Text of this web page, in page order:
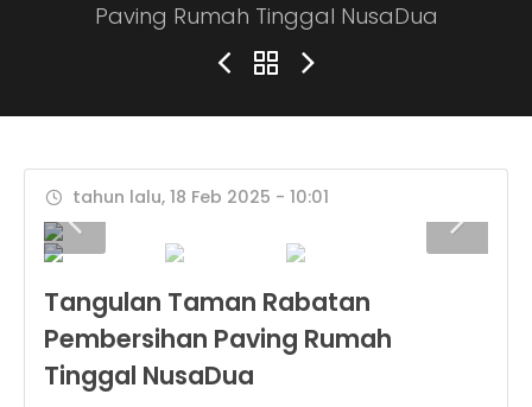
Paving Rumah Tinggal NusaDua
tahun lalu, 18 Feb 2025 - 10:01
Tangulan Taman Rabatan
Pembersihan Paving Rumah
Tinggal NusaDua